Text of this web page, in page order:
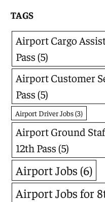
TAGS
Airport Cargo
Pass(5)
Airport Customer
Pass(5)
Airport Driver Jobs(3)
Airport Ground
12th Pass(5)
Airport Jobs (6)
Airport Jobs for